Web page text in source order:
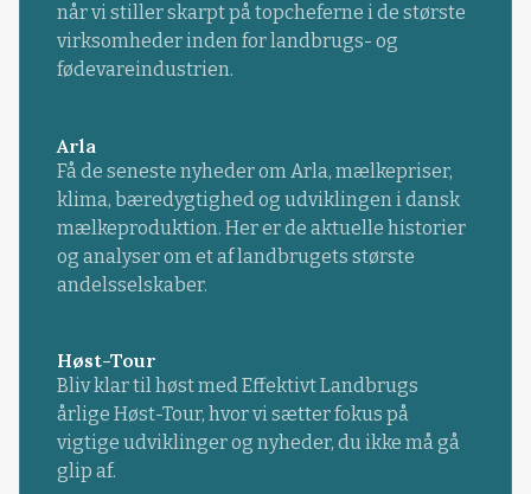
når vi stiller skarpt på topcheferne i de største
virksomheder inden for landbrugs- og
fødevareindustrien.
Arla
Få de seneste nyheder om Arla, mælkepriser,
klima, bæredygtighed og udviklingen i dansk
mælkeproduktion. Her er de aktuelle historier
og analyser om et af landbrugets største
andelsselskaber.
Høst-Tour
Bliv klar til høst med Effektivt Landbrugs
årlige Høst-Tour, hvor vi sætter fokus på
vigtige udviklinger og nyheder, du ikke må gå
glip af.